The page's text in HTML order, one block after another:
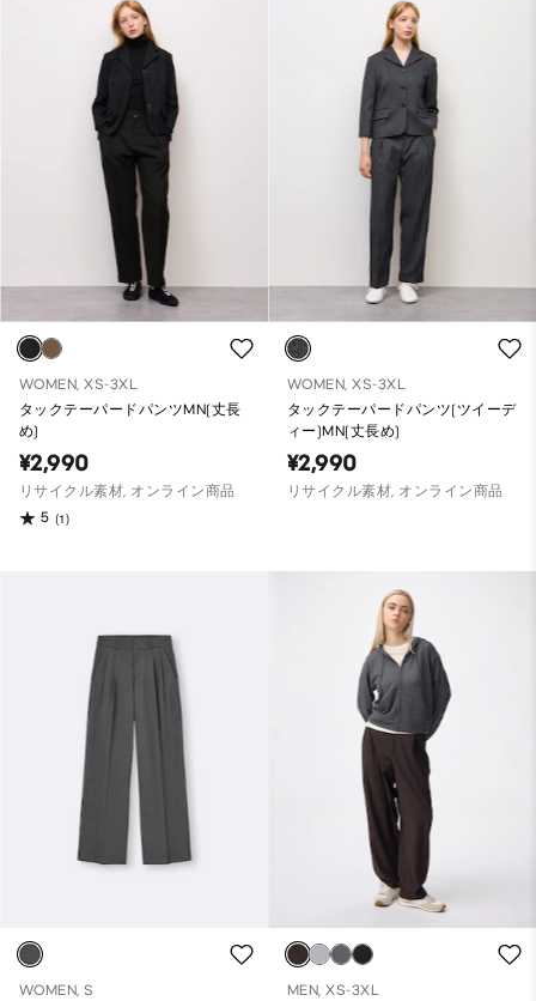
WOMEN, XS-3XL
タックテーパードパンツMN(丈長
め)
¥2,990
リサイクル素材, オンライン商品
5 (1)
WOMEN, XS-3XL
タックテーパードパンツ(ツイーデ
ィー)MN(丈長め)
¥2,990
リサイクル素材, オンライン商品
WOMEN, S
MEN, XS-3XL